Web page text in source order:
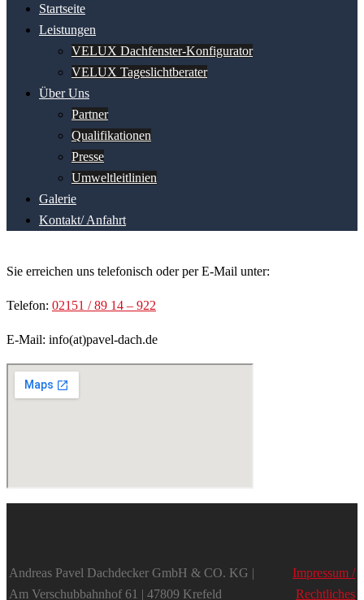
Startseite
Leistungen
VELUX Dachfenster-Konfigurator
VELUX Tageslichtberater
Über Uns
Partner
Qualifikationen
Presse
Umweltleitlinien
Galerie
Kontakt/ Anfahrt
Sie erreichen uns telefonisch oder per E-Mail unter:
Telefon: 02151 / 89 14 – 922
E-Mail: info(at)pavel-dach.de
Andreas Pavel Dachdecker GmbH & CO. KG |
Am Verschubbahnhof 61 | 47809 Krefeld
Impressum /
Rechtliches